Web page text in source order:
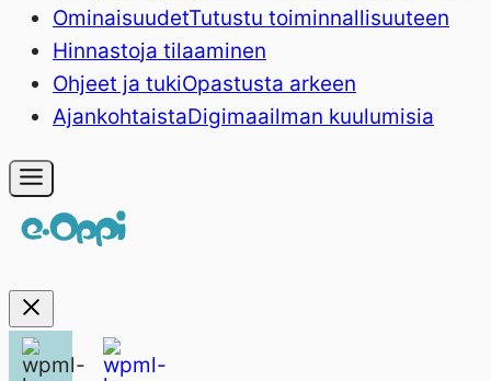
OminaisuudetTutustu toiminnallisuuteen
Hinnastoja tilaaminen
Ohjeet ja tukiOpastusta arkeen
AjankohtaistaDigimaailman kuulumisia